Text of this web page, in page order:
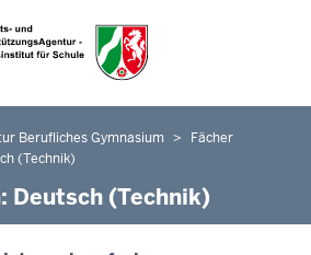
zum Inhalt
Hauptmenü
Berufliches Gymnasium
Fächer
(Technik)
Deutsch (Technik)